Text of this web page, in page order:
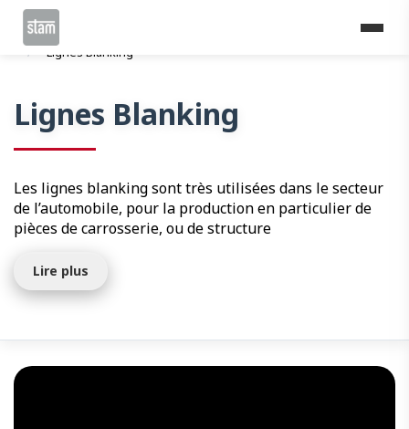
Home
Lignes Blanking et Multiblanking
Lignes Blanking
Lignes Blanking
Les lignes blanking sont très utilisées dans le secteur
de l’automobile, pour la production en particulier de
pièces de carrosserie, ou de structure
Lire plus